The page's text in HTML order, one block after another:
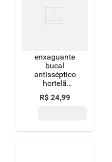
enxaguante
bucal
antisséptico
hortelã
listerine cool
mint frasco
R$ 24,99
detergente